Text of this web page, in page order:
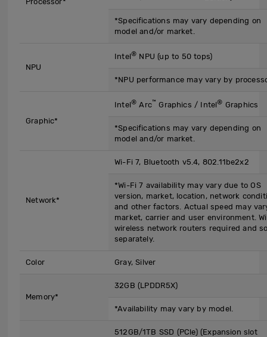
*Specifications may vary depending on
model and/or market.
NPU
Intel® NPU (up to 50 tops)
*NPU performance may vary by
Graphic*
Intel® Arc™Graphics / Intel® Graphics
*Specifications may vary depending on
model and/or market.
Network*
Wi-Fi 7, Bluetooth v5.4, 802.11be2x2
*Wi-Fi 7 availability may vary due to OS
version, market, location, network
and other factors. Actual speed may
market, carrier and user environment.
wireless network routers required and
separately.
Color Gray, Silver
Memory*
32GB (LPDDR5X)
*Availability may vary by model.
512GB/1TB SSD (PCle) (Expansion slot